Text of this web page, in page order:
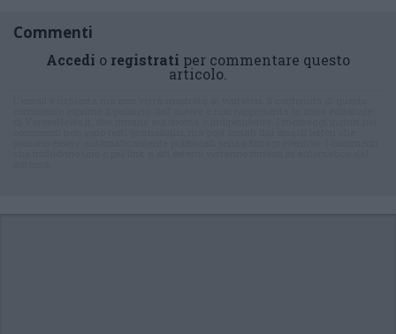
Commenti
Accedi o registrati per commentare questo
articolo.